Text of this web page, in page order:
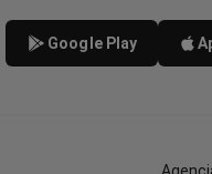
Google Play